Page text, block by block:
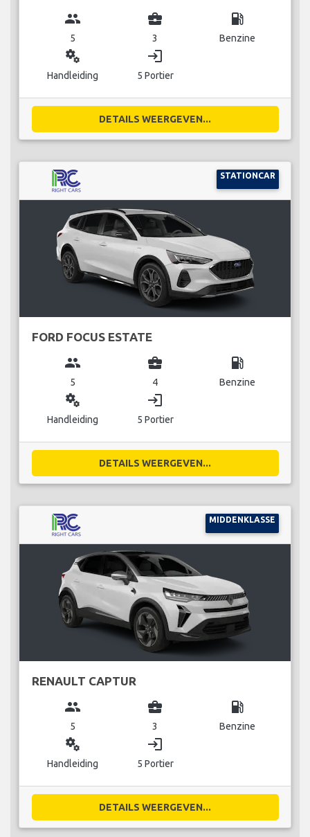
group
5
business_center
3
local_gas_station
Benzine
miscellaneous_services
Handleiding
login
5 Portier
DETAILS WEERGEVEN...
STATIONCAR
FORD FOCUS ESTATE
group
5
business_center
4
local_gas_station
Benzine
miscellaneous_services
Handleiding
login
5 Portier
DETAILS WEERGEVEN...
MIDDENKLASSE
RENAULT CAPTUR
group
5
business_center
3
local_gas_station
Benzine
miscellaneous_services
Handleiding
login
5 Portier
DETAILS WEERGEVEN...